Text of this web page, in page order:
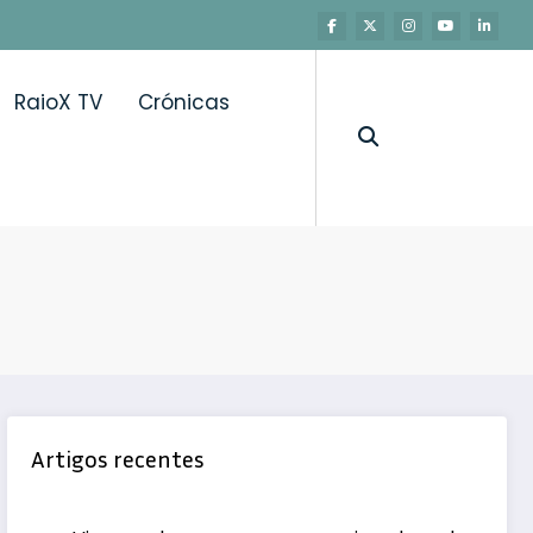
RaioX TV Crónicas
cancro do pulmão
Artigos recentes